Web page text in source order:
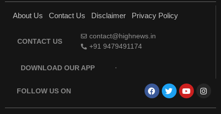
About Us Contact Us Disclaimer Privacy Policy
CONTACT US
contact@highnews.in
+91 9479491174
DOWNLOAD OUR APP
FOLLOW US ON